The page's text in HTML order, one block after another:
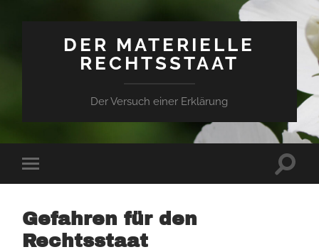
DER MATERIELLE
RECHTSSTAAT
Der Versuch einer Erklärung
Gefahren für den
Rechtsstaat